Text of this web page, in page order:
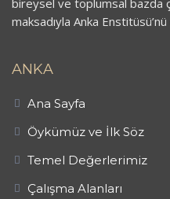
bireysel ve toplumsal bazda
maksadıyla Anka
ANKA
Ana Sayfa
Öykümüz ve İlk Söz
Temel Değerlerimiz
Çalışma Alanları